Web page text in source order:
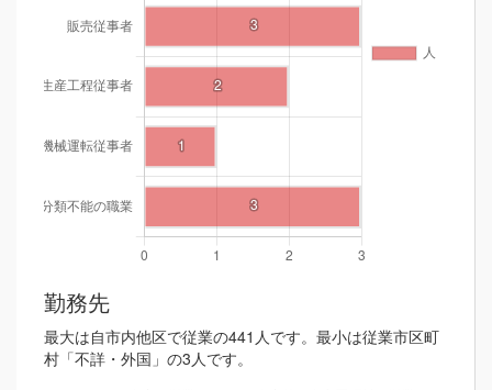
勤務先
最大は自市内他区で従業の441人です。最小は従業市区町
村「不詳・外国」の3人です。